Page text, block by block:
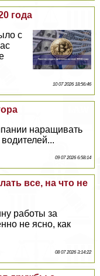
года
с
10 07 2026 18:56:46
наращивать
09 07 2026 6:58:14
все, на что не
работы за
не ясно, как
08 07 2026 3:14:22